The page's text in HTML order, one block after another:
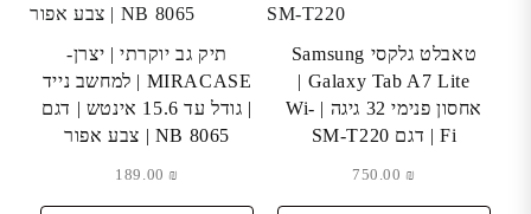
טאבלט גלקסי Samsung
Galaxy Tab A7 Lite |
אחסון פנימי 32 גיגה | Wi-
Fi | דגם SM-T220
₪
תיק גב יוקרתי | יצרן-
MIRACASE | למחשב נייד
| גודל עד 15.6 אינטש | דגם
NB 8065 | צבע אפור
₪